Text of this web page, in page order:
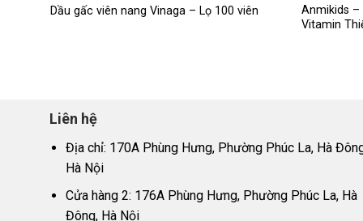
Dầu gấc viên nang Vinaga – Lọ 100 viên
Anmikids –
Vitamin
Liên hệ
Địa chỉ: 170A Phùng Hưng, Phường Phúc La, Hà
Hà Nội
Cửa hàng 2: 176A Phùng Hưng, Phường Phúc La, Hà
Đông, Hà Nội